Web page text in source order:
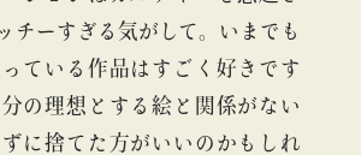
チーすぎる気がして。いまでも
ている作品はすごく好きです
の理想とする絵と関係がない
に捨てた方がいいのかもしれ